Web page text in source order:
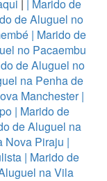
| | Marido de
de Aluguel no
| Marido de
no Pacaembu
de Aluguel no
na Penha de
Manchester|
| Marido de
de Aluguel na
Nova Piraju |
| Marido de
na Vila